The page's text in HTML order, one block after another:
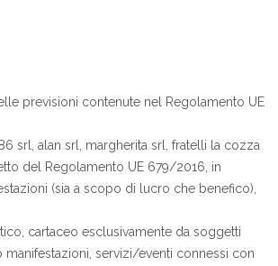
previsioni contenute nel Regolamento UE
srl, alan srl, margherita srl, fratelli la cozza
del Regolamento UE 679/2016, in
(sia a scopo di lucro che benefico),
cartaceo esclusivamente da soggetti
servizi/eventi connessi con